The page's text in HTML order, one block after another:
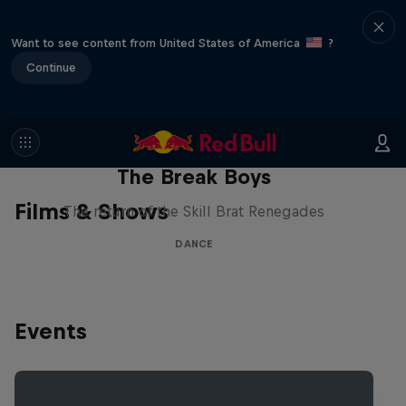
Want to see content from United States of America
?
Continue
Films & Shows
The Break Boys
The return of the Skill Brat Renegades
DANCE
Events